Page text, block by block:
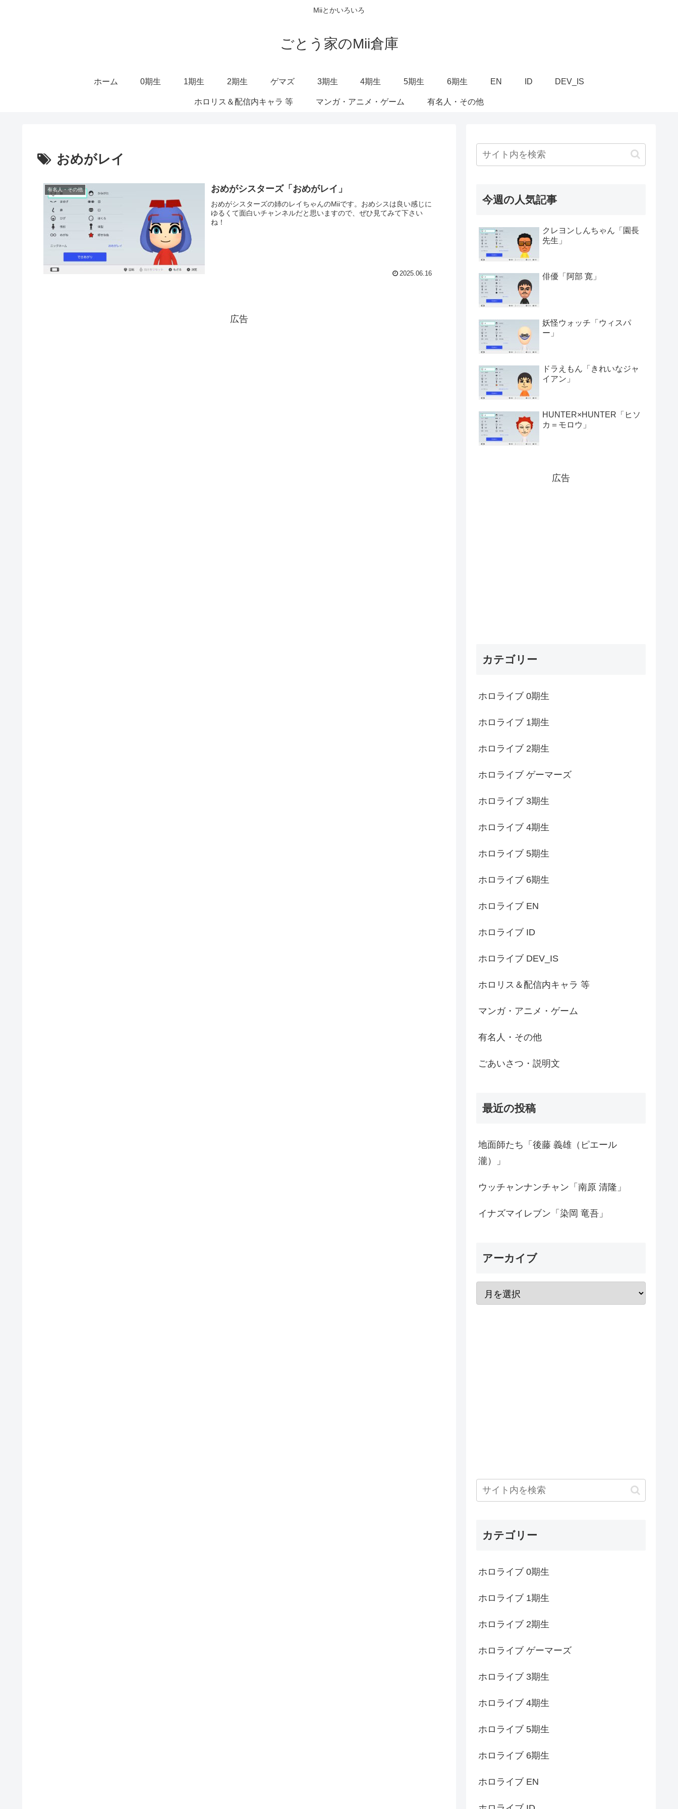
Miiとかいろいろ
ごとう家のMii倉庫
ホーム 0期生 1期生 2期生 ゲマズ 3期生 4期生 5期生 6期生 EN ID DEV_IS
ホロリス＆配信内キャラ 等 マンガ・アニメ・ゲーム 有名人・その他
おめがレイ
有名人・その他 おめがシスターズ「おめがレイ」
おめがシスターズの姉のレイちゃんのMiiです。おめシスは良い感じに
ゆるくて面白いチャンネルだと思いますので、ぜひ見てみて下さい
ね！
2025.06.16
広告
今週の人気記事
クレヨンしんちゃん「園長
先生」
俳優「阿部 寛」
妖怪ウォッチ「ウィスパ
ー」
ドラえもん「きれいなジャ
イアン」
HUNTER×HUNTER「ヒソ
カ＝モロウ」
広告
カテゴリー
ホロライブ 0期生
ホロライブ 1期生
ホロライブ 2期生
ホロライブ ゲーマーズ
ホロライブ 3期生
ホロライブ 4期生
ホロライブ 5期生
ホロライブ 6期生
ホロライブ EN
ホロライブ ID
ホロライブ DEV_IS
ホロリス＆配信内キャラ 等
マンガ・アニメ・ゲーム
有名人・その他
ごあいさつ・説明文
最近の投稿
地面師たち「後藤 義雄（ピエール
瀧）」
ウッチャンナンチャン「南原 清隆」
イナズマイレブン「染岡 竜吾」
アーカイブ
カテゴリー
ホロライブ 0期生
ホロライブ 1期生
ホロライブ 2期生
ホロライブ ゲーマーズ
ホロライブ 3期生
ホロライブ 4期生
ホロライブ 5期生
ホロライブ 6期生
ホロライブ EN